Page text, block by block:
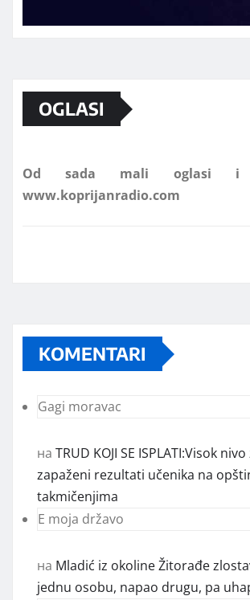
OGLASI
KOMENTARI
Gagi moravac
на TRUD KOJI SE ISPLATI:Visok
zapaženi rezultati učenika na
takmičenjima
E moja državo
на Mladić iz okoline Žitorađe
jednu osobu, napao drugu, pa